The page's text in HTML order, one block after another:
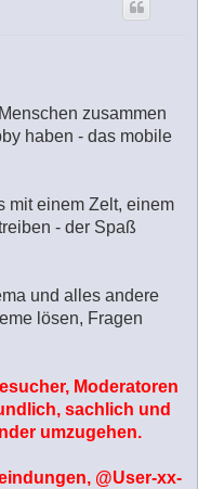
zusammen
haben - das mobile
mit einem Zelt, einem
- der Spaß
und alles andere
lösen, Fragen
Moderatoren
sachlich und
umzugehen.
@User-xx-